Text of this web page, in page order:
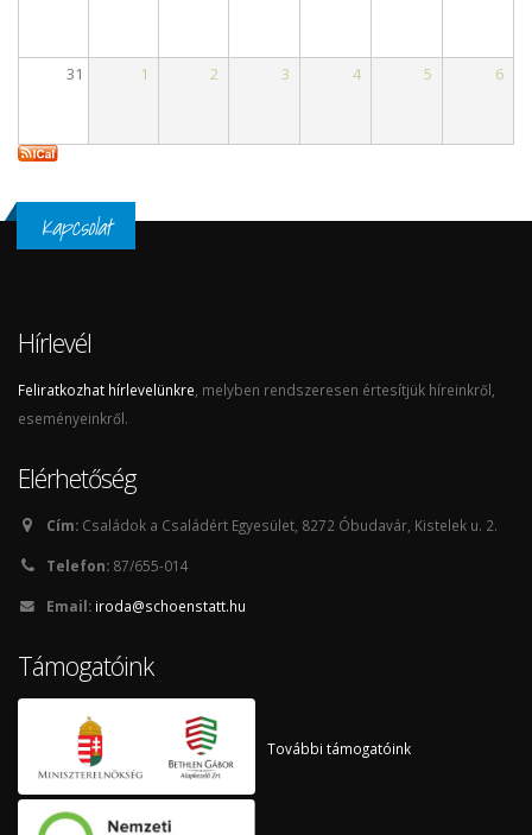
31 1 2 3 4 5 6
Kapcsolat
Hírlevél
Feliratkozhat hírlevelünkre , melyben rendszeresen értesítjük híreinkről,
eseményeinkről.
Elérhetőség
Cím: Családok a Családért Egyesület, 8272 Óbudavár, Kistelek u. 2.
Telefon: 87/655-014
Email: iroda@schoenstatt.hu
Támogatóink
További támogatóink